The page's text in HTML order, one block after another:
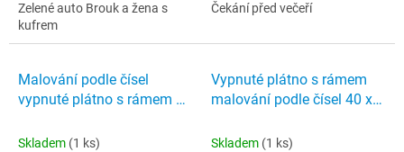
Zelené auto Brouk a žena s
kufrem
Čekání před večeří
Malování podle čísel
vypnuté plátno s rámem 40
černou kočkou
Skladem (1 ks)
Vypnuté plátno s rámem
malování podle čísel 40 x
Skladem (1 ks)